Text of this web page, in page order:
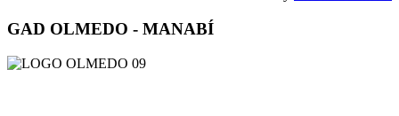
GAD OLMEDO - MANABÍ